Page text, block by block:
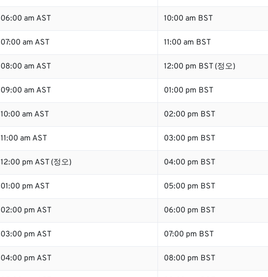
06:00 am AST 10:00 am BST
07:00 am AST 11:00 am BST
08:00 am AST 12:00 pm BST (정오)
09:00 am AST 01:00 pm BST
10:00 am AST 02:00 pm BST
11:00 am AST 03:00 pm BST
12:00 pm AST (정오) 04:00 pm BST
01:00 pm AST 05:00 pm BST
02:00 pm AST 06:00 pm BST
03:00 pm AST 07:00 pm BST
04:00 pm AST 08:00 pm BST